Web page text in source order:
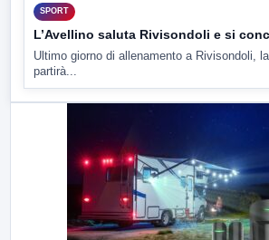
SPORT
L’Avellino saluta Rivisondoli e si
Ultimo giorno di allenamento a Rivisondoli,
partirà...